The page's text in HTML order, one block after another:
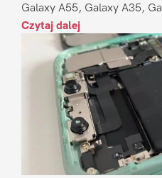
Galaxy A55, Galaxy A35,
Czytaj dalej